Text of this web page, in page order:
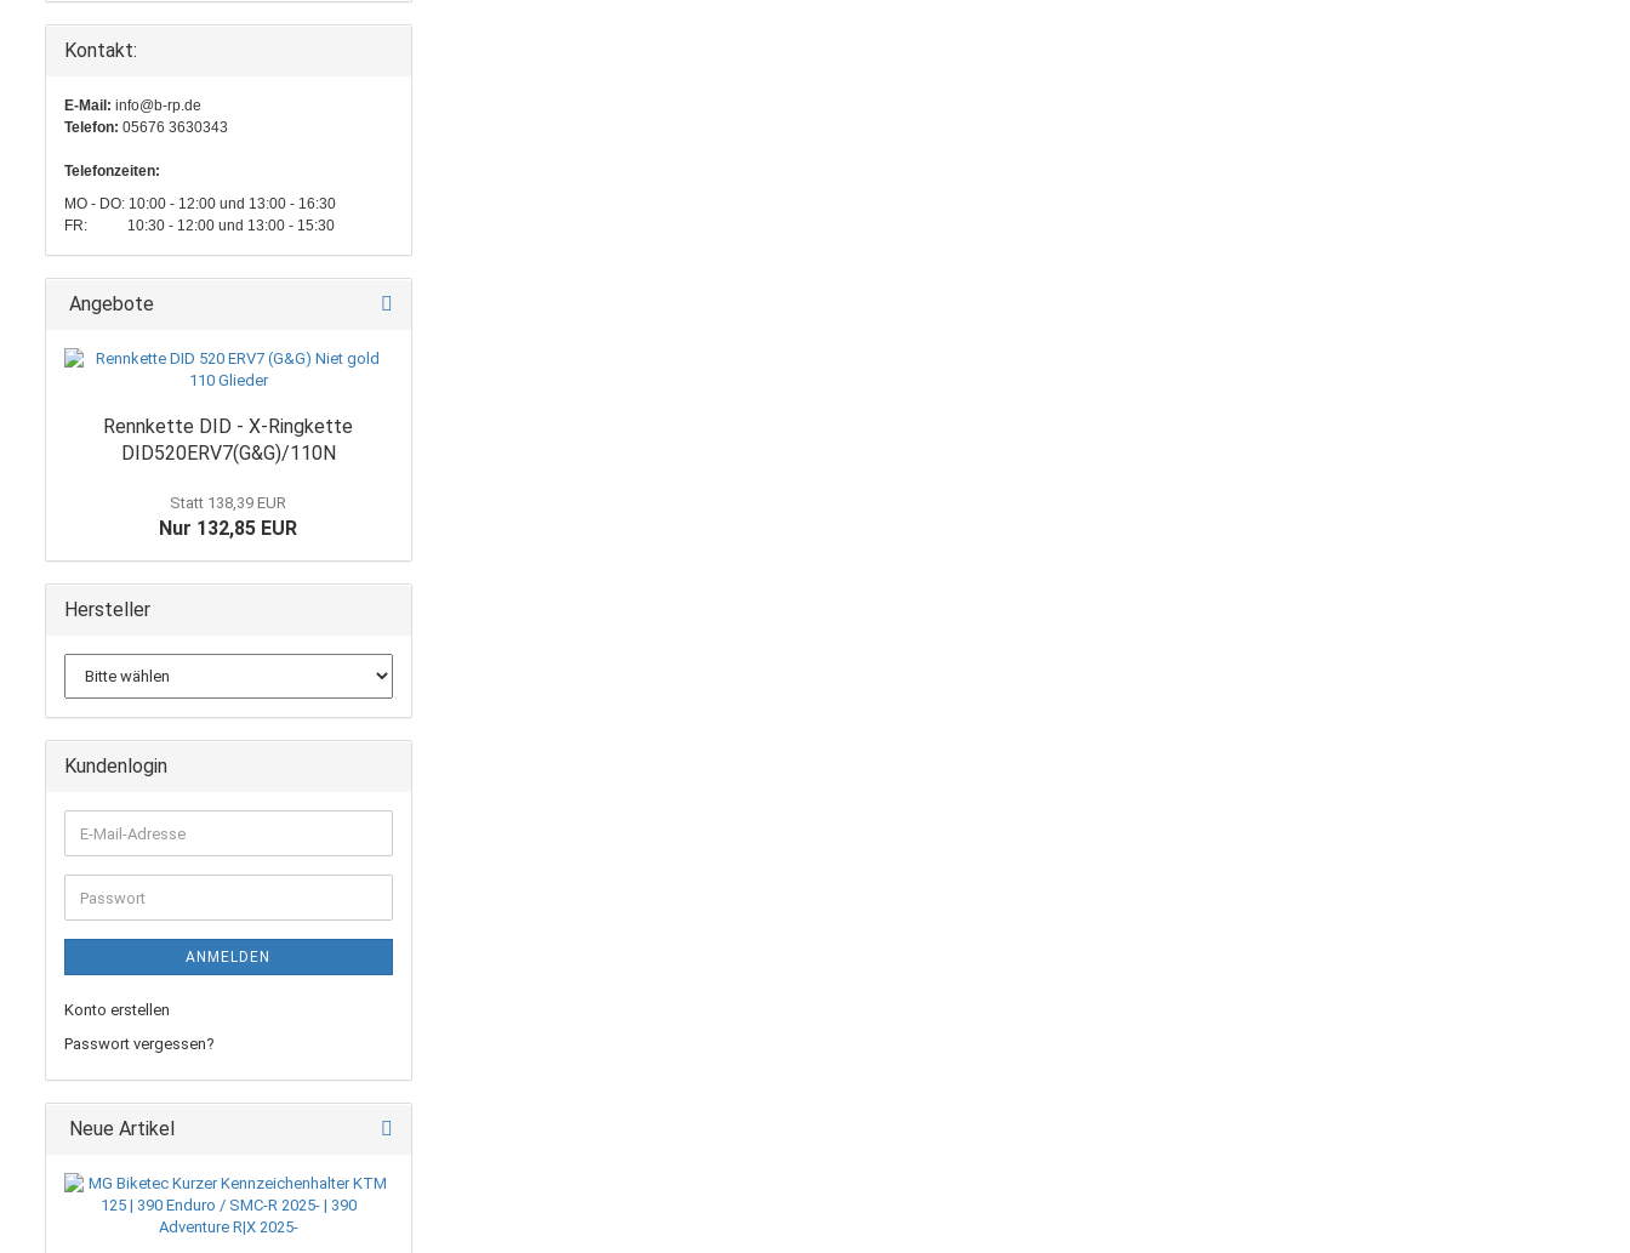
Kontakt:
E-Mail: info@b-rp.de
Telefon: 05676 3630343
Telefonzeiten:
MO - DO: 10:00 - 12:00 und 13:00 - 16:30
FR: 10:30 - 12:00 und 13:00 - 15:30
Angebote
Rennkette DID - X-Ringkette
DID520ERV7(G&G)/110N
Statt 138,39 EUR
Nur 132,85 EUR
Hersteller
Kundenlogin
E-
Mail-
Adresse
Passwort
ANMELDEN
Konto erstellen
Passwort vergessen?
Neue Artikel